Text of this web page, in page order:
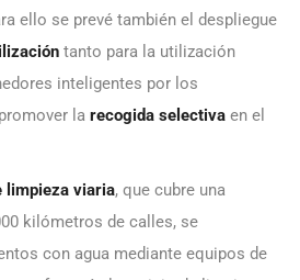
ello se prevé también el despliegue
tanto para la utilización
inteligentes por los
la recogida selectiva en el
limpieza viaria, que cubre una
kilómetros de calles, se
con agua mediante equipos de